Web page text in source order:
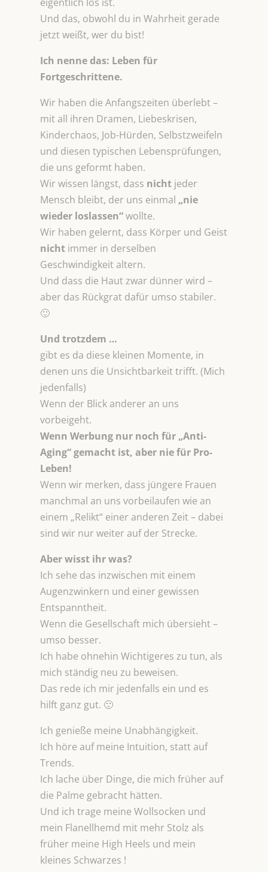
Und das, obwohl du in Wahrheit gerade
jetzt weißt, wer du bist!
Ich nenne das: Leben für
Fortgeschrittene.
Wir haben die Anfangszeiten überlebt –
mit all ihren Dramen, Liebeskrisen,
Kinderchaos, Job-Hürden, Selbstzweifeln
und diesen typischen Lebensprüfungen,
die uns geformt haben.
Wir wissen längst, dass nicht jeder
Mensch bleibt, der uns einmal „nie
wieder loslassen“wollte.
Wir haben gelernt, dass Körper und Geist
nicht immer in derselben
Geschwindigkeit altern.
Und dass die Haut zwar dünner wird –
aber das Rückgrat dafür umso stabiler.
🙂
Und trotzdem …
gibt es da diese kleinen Momente, in
denen uns die Unsichtbarkeit trifft. (Mich
jedenfalls)
Wenn der Blick anderer an uns
vorbeigeht.
Wenn Werbung nur noch für „Anti-
Aging“ gemacht ist, aber nie für Pro-
Leben!
Wenn wir merken, dass jüngere Frauen
manchmal an uns vorbeilaufen wie an
einem „Relikt“ einer anderen Zeit – dabei
sind wir nur weiter auf der Strecke.
Aber wisst ihr was?
Ich sehe das inzwischen mit einem
Augenzwinkern und einer gewissen
Entspanntheit.
Wenn die Gesellschaft mich übersieht –
umso besser.
Ich habe ohnehin Wichtigeres zu tun, als
mich ständig neu zu beweisen.
Das rede ich mir jedenfalls ein und es
hilft ganz gut. 🙂
Ich genieße meine Unabhängigkeit.
Ich höre auf meine Intuition, statt auf
Trends.
Ich lache über Dinge, die mich früher auf
die Palme gebracht hätten.
Und ich trage meine Wollsocken und
mein Flanellhemd mit mehr Stolz als
früher meine High Heels und mein
kleines Schwarzes !